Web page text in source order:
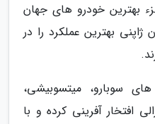
بهترین خودرو های جهان
بهترین عملکرد را در
سوبارو، میتسوبیشی،
افتخار آفرینی کرده و با